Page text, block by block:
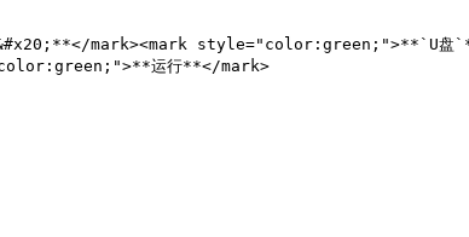
mark><mark style="color:green;">**`U
运行**</mark>